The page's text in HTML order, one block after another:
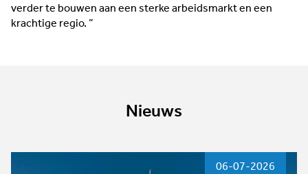
verder te bouwen aan een sterke arbeidsmarkt en een
krachtige regio. ”
Nieuws
06-07-2026